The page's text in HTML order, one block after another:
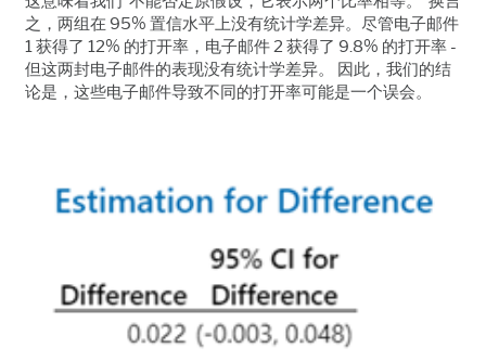
之，两组在 95% 置信水平上没有统计学差异。尽管电子邮件
1 获得了 12% 的打开率，电子邮件 2 获得了 9.8% 的打开率 -
但这两封电子邮件的表现没有统计学差异。 因此，我们的结
论是，这些电子邮件导致不同的打开率可能是一个误会。